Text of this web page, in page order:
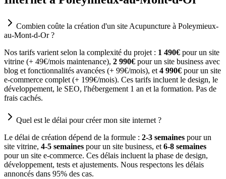
Combien coûte la création d'un site Acupuncture à Poleymieux-
au-Mont-d-Or ?
Nos tarifs varient selon la complexité du projet : 1 490€ pour un site
vitrine (+ 49€/mois maintenance), 2 990€ pour un site business avec
blog et fonctionnalités avancées (+ 99€/mois), et 4 990€ pour un site
e-commerce complet (+ 199€/mois). Ces tarifs incluent le design, le
développement, le SEO, l'hébergement 1 an et la formation. Pas de
frais cachés.
Quel est le délai pour créer mon site internet ?
Le délai de création dépend de la formule : 2-3 semaines pour un
site vitrine, 4-5 semaines pour un site business, et 6-8 semaines
pour un site e-commerce. Ces délais incluent la phase de design,
développement, tests et ajustements. Nous respectons les délais
annoncés dans 95% des cas.